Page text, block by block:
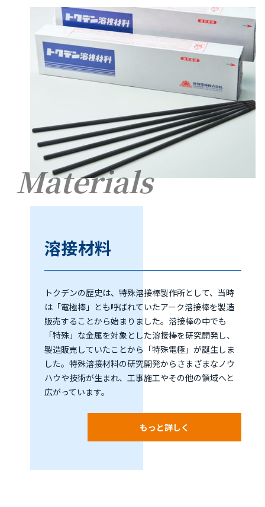
Materials
溶接材料
トクデンの歴史は、特殊溶接棒製作所として、当時
は「電極棒」とも呼ばれていたアーク溶接棒を製造
販売することから始まりました。溶接棒の中でも
「特殊」な金属を対象とした溶接棒を研究開発し、
製造販売していたことから「特殊電極」が誕生しま
した。特殊溶接材料の研究開発からさまざまなノウ
ハウや技術が生まれ、工事施工やその他の領域へと
広がっています。
もっと詳しく